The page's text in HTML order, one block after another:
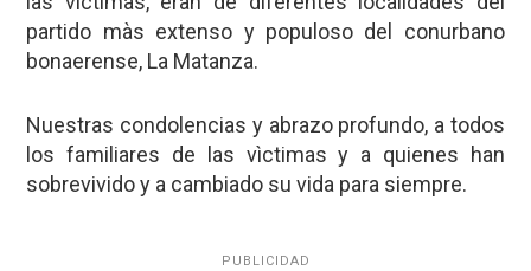
partido màs extenso y populoso del conurbano
bonaerense, La Matanza.
Nuestras condolencias y abrazo profundo, a todos
los familiares de las vìctimas y a quienes han
sobrevivido y a cambiado su vida para siempre.
PUBLICIDAD